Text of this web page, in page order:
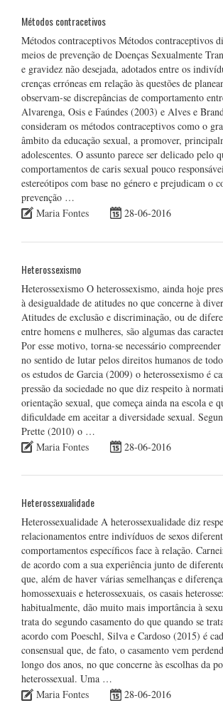
Métodos contracetivos
Métodos contraceptivos Métodos contraceptivos
meios de prevenção de Doenças Sexualmente
e gravidez não desejada, adotados entre os
crenças erróneas em relação às questões de
observam-se discrepâncias de comportamento
Alvarenga, Osis e Faúndes (2003) e Alves e
consideram os métodos contraceptivos como o
âmbito da educação sexual, a promover,
adolescentes. O assunto parece ser delicado pelo
comportamentos de caris sexual pouco
estereótipos com base no género e prejudicam o
prevenção …
Maria Fontes
28-06-2016
Heterossexismo
Heterossexismo O heterossexismo, ainda hoje
à desigualdade de atitudes no que concerne à
Atitudes de exclusão e discriminação, ou de
entre homens e mulheres, são algumas das
Por esse motivo, torna-se necessário
no sentido de lutar pelos direitos humanos de
os estudos de Garcia (2009) o heterossexismo é
pressão da sociedade no que diz respeito à
orientação sexual, que começa ainda na escola e
dificuldade em aceitar a diversidade sexual.
Prette (2010) o …
Maria Fontes
28-06-2016
Heterossexualidade
Heterossexualidade A heterossexualidade diz
relacionamentos entre indivíduos de sexos
comportamentos específicos face à relação.
de acordo com a sua experiência junto de
que, além de haver várias semelhanças e
homossexuais e heterossexuais, os casais
habitualmente, dão muito mais importância à
trata do segundo casamento do que quando se
acordo com Poeschl, Silva e Cardoso (2015) é
consensual que, de fato, o casamento vem
longo dos anos, no que concerne às escolhas da
heterossexual. Uma …
Maria Fontes
28-06-2016